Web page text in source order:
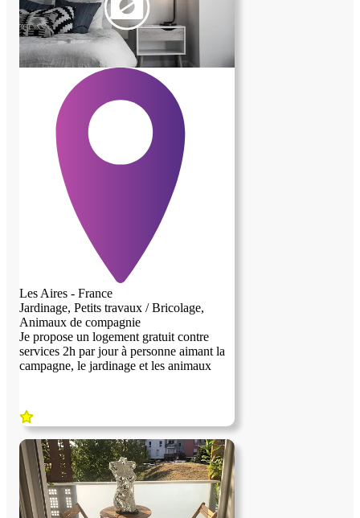
Les Aires - France
Jardinage, Petits travaux / Bricolage,
Animaux de compagnie
Je propose un logement gratuit contre
services 2h par jour à personne aimant la
campagne, le jardinage et les animaux